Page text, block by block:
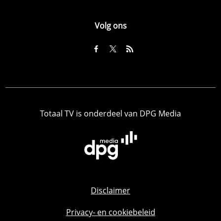
Volg ons
Totaal TV is onderdeel van DPG Media
Disclaimer
Privacy- en cookiebeleid